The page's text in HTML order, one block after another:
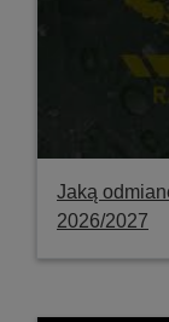
Jaką
2026/2027